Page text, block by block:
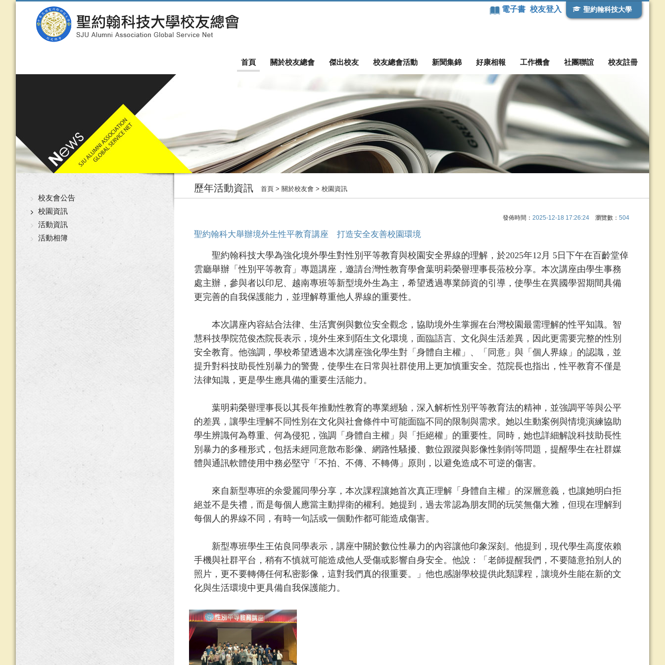
電子書 校友登入 聖約翰科技大學
首頁 關於校友總會 傑出校友 校友總會活動 新聞集錦 好康相報 工作機會 社團聯誼 校友註冊
校友會公告
校園資訊
活動資訊
活動相簿
歷年活動資訊 首頁 > 關於校友會 > 校園資訊
發佈時間： 2025-12-18 17:26:24 瀏覽數： 504
聖約翰科大舉辦境外生性平教育講座 打造安全友善校園環境
聖約翰科技大學為強化境外學生對性別平等教育與校園安全界線的理解，於2025年12月 5日下午在百齡堂倬
雲廳舉辦「性別平等教育」專題講座，邀請台灣性教育學會葉明莉榮譽理事長蒞校分享。本次講座由學生事務
處主辦，參與者以印尼、越南專班等新型境外生為主，希望透過專業師資的引導，使學生在異國學習期間具備
更完善的自我保護能力，並理解尊重他人界線的重要性。
本次講座內容結合法律、生活實例與數位安全觀念，協助境外生掌握在台灣校園最需理解的性平知識。智
慧科技學院范俊杰院長表示，境外生來到陌生文化環境，面臨語言、文化與生活差異，因此更需要完整的性別
安全教育。他強調，學校希望透過本次講座強化學生對「身體自主權」、「同意」與「個人界線」的認識，並
提升對科技助長性別暴力的警覺，使學生在日常與社群使用上更加慎重安全。范院長也指出，性平教育不僅是
法律知識，更是學生應具備的重要生活能力。
葉明莉榮譽理事長以其長年推動性教育的專業經驗，深入解析性別平等教育法的精神，並強調平等與公平
的差異，讓學生理解不同性別在文化與社會條件中可能面臨不同的限制與需求。她以生動案例與情境演練協助
學生辨識何為尊重、何為侵犯，強調「身體自主權」與「拒絕權」的重要性。同時，她也詳細解說科技助長性
別暴力的多種形式，包括未經同意散布影像、網路性騷擾、數位跟蹤與影像性剝削等問題，提醒學生在社群媒
體與通訊軟體使用中務必堅守「不拍、不傳、不轉傳」原則，以避免造成不可逆的傷害。
來自新型專班的余愛麗同學分享，本次課程讓她首次真正理解「身體自主權」的深層意義，也讓她明白拒
絕並不是失禮，而是每個人應當主動捍衛的權利。她提到，過去常認為朋友間的玩笑無傷大雅，但現在理解到
每個人的界線不同，有時一句話或一個動作都可能造成傷害。
新型專班學生王佑良同學表示，講座中關於數位性暴力的內容讓他印象深刻。他提到，現代學生高度依賴
手機與社群平台，稍有不慎就可能造成他人受傷或影響自身安全。他說：「老師提醒我們，不要隨意拍別人的
照片，更不要轉傳任何私密影像，這對我們真的很重要。」他也感謝學校提供此類課程，讓境外生能在新的文
化與生活環境中更具備自我保護能力。